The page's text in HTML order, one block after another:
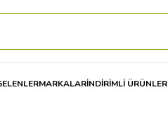
MARKALARİNDİRİMLİ ÜRÜNLER